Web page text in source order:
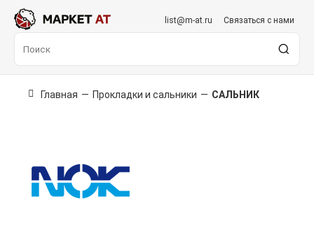
list@m-at.ru Связаться с нами
Главная — Прокладки и сальники — САЛЬНИК